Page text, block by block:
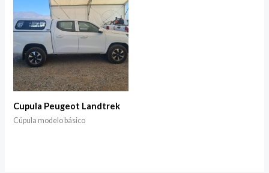
Cupula Peugeot Landtrek
Cúpula modelo básico